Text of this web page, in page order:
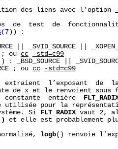
des liens avec l’option
de  test  de
(7)) :
|| _SVID_SOURCE ||
ou
cc
-std=c99
: _BSD_SOURCE ||
; ou
cc
-std=c99
extraient  l’exposant  de
de
x et le renvoient sous
constante  entière
utilisée pour la
Si
FLT_RADIX vaut 2,
et elle est probablement
logb() renvoie